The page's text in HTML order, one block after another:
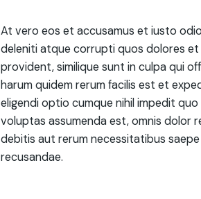
At vero eos et accusamus et iusto
deleniti atque corrupti quos dolores
provident, similique sunt in culpa qui
harum quidem rerum facilis est et
eligendi optio cumque nihil impedit
voluptas assumenda est, omnis dolor
debitis aut rerum necessitatibus
recusandae.